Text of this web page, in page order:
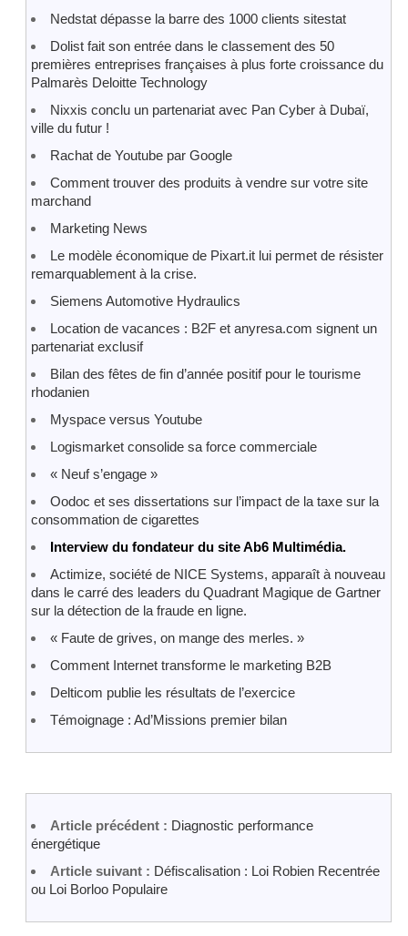
Nedstat dépasse la barre des 1000 clients sitestat
Dolist fait son entrée dans le classement des 50
premières entreprises françaises à plus forte croissance du
Palmarès Deloitte Technology
Nixxis conclu un partenariat avec Pan Cyber à Dubaï,
ville du futur !
Rachat de Youtube par Google
Comment trouver des produits à vendre sur votre site
marchand
Marketing News
Le modèle économique de Pixart.it lui permet de résister
remarquablement à la crise.
Siemens Automotive Hydraulics
Location de vacances : B2F et anyresa.com signent un
partenariat exclusif
Bilan des fêtes de fin d’année positif pour le tourisme
rhodanien
Myspace versus Youtube
Logismarket consolide sa force commerciale
« Neuf s’engage »
Oodoc et ses dissertations sur l’impact de la taxe sur la
consommation de cigarettes
Interview du fondateur du site Ab6 Multimédia.
Actimize, société de NICE Systems, apparaît à nouveau
dans le carré des leaders du Quadrant Magique de Gartner
sur la détection de la fraude en ligne.
« Faute de grives, on mange des merles. »
Comment Internet transforme le marketing B2B
Delticom publie les résultats de l’exercice
Témoignage : Ad’Missions premier bilan
Article précédent : Diagnostic performance
énergétique
Article suivant : Défiscalisation : Loi Robien Recentrée
ou Loi Borloo Populaire